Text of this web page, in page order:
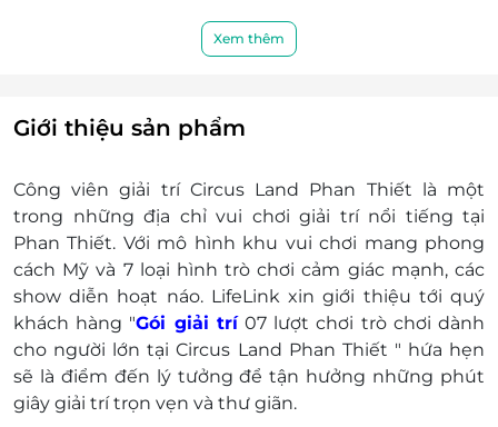
Thứ 7, chủ nhật và các ngày lễ: 19h00
Thời gian trình diễn show hoạt náo Thứ 7 -
Phụ thu:
Lễ, Tết: Áp dụng Lễ, Tết và không phụ thu
Trẻ em:
Từ 1 - 1m4 mua vé riêng
Trẻ em dưới 1m miễn phí khi đi cùng
người lớn.
Lưu ý: Quý khách cần tuân thủ quy định an toàn
của từng trò chơi.
Khách hàng liên hệ đăng ký dịch vụ trước 01
Xem thêm
Giới thiệu sản phẩm
Công viên giải trí Circus Land Phan Thiết là một
trong những địa chỉ vui chơi giải trí nổi tiếng tại
Phan Thiết. Với mô hình khu vui chơi mang phong
cách Mỹ và 7 loại hình trò chơi cảm giác mạnh, các
show diễn hoạt náo. LifeLink xin giới thiệu tới quý
khách hàng "Gói giải trí07 lượt chơi trò chơi dành
cho người lớntại Circus Land Phan Thiết " hứa hẹn
sẽ là điểm đến lý tưởng để tận hưởng những phút
giây giải trí trọn vẹn và thư giãn.